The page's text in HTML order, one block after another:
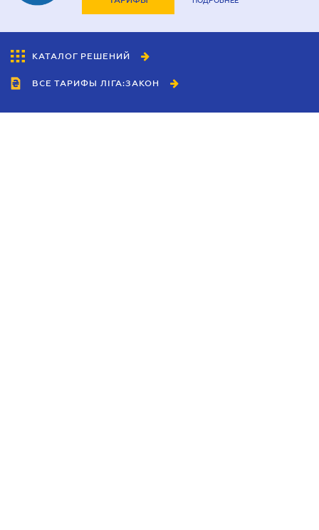
КАТАЛОГ РЕШЕНИЙ
ВСЕ ТАРИФЫ ЛІГА:ЗАКОН